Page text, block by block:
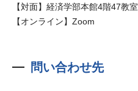
【対面】経済学部本館4階47教室
【オンライン】Zoom
問い合わせ先